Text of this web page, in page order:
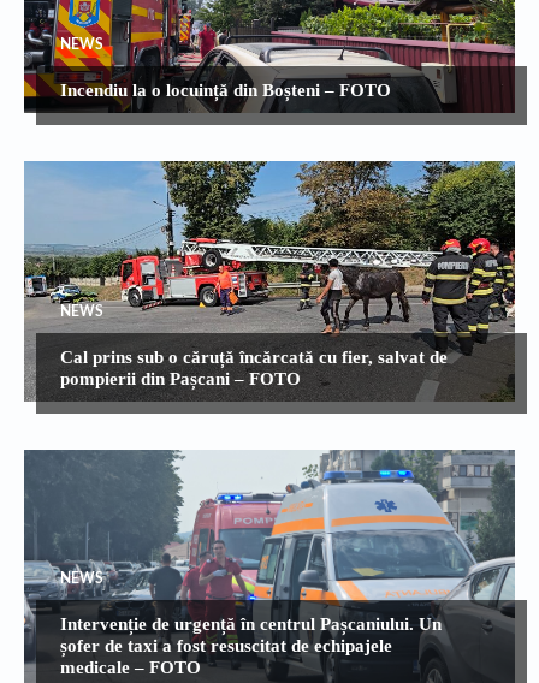
NEWS
Incendiu la o locuință din Boșteni – FOTO
NEWS
Cal prins sub o căruță încărcată cu fier, salvat de
pompierii din Pașcani – FOTO
NEWS
Intervenție de urgență în centrul Pașcaniului. Un
șofer de taxi a fost resuscitat de echipajele
medicale – FOTO